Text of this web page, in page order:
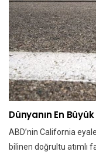
Dünyanın En
ABD’nin California
bilinen doğrultu atımlı